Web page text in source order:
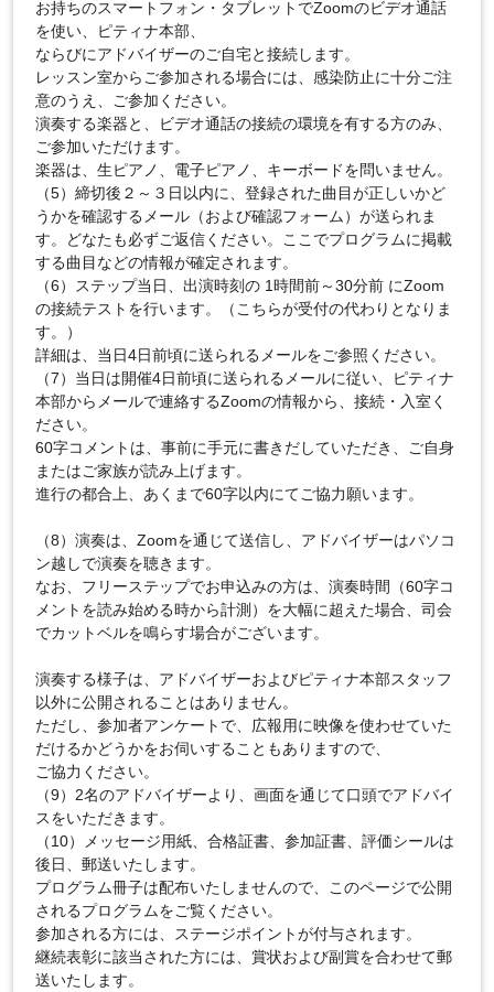
お持ちのスマートフォン・タブレットでZoomのビデオ通話
を使い、ピティナ本部、
ならびにアドバイザーのご自宅と接続します。
レッスン室からご参加される場合には、感染防止に十分ご注
意のうえ、ご参加ください。
演奏する楽器と、ビデオ通話の接続の環境を有する方のみ、
ご参加いただけます。
楽器は、生ピアノ、電子ピアノ、キーボードを問いません。
（5）締切後２～３日以内に、登録された曲目が正しいかど
うかを確認するメール（および確認フォーム）が送られま
す。どなたも必ずご返信ください。ここでプログラムに掲載
する曲目などの情報が確定されます。
（6）ステップ当日、出演時刻の 1時間前～30分前 にZoom
の接続テストを行います。（こちらが受付の代わりとなりま
す。）
詳細は、当日4日前頃に送られるメールをご参照ください。
（7）当日は開催4日前頃に送られるメールに従い、ピティナ
本部からメールで連絡するZoomの情報から、接続・入室く
ださい。
60字コメントは、事前に手元に書きだしていただき、ご自身
またはご家族が読み上げます。
進行の都合上、あくまで60字以内にてご協力願います。
（8）演奏は、Zoomを通じて送信し、アドバイザーはパソコ
ン越しで演奏を聴きます。
なお、フリーステップでお申込みの方は、演奏時間（60字コ
メントを読み始める時から計測）を大幅に超えた場合、司会
でカットベルを鳴らす場合がございます。
演奏する様子は、アドバイザーおよびピティナ本部スタッフ
以外に公開されることはありません。
ただし、参加者アンケートで、広報用に映像を使わせていた
だけるかどうかをお伺いすることもありますので、
ご協力ください。
（9）2名のアドバイザーより、画面を通じて口頭でアドバイ
スをいただきます。
（10）メッセージ用紙、合格証書、参加証書、評価シールは
後日、郵送いたします。
プログラム冊子は配布いたしませんので、このページで公開
されるプログラムをご覧ください。
参加される方には、ステージポイントが付与されます。
継続表彰に該当された方には、賞状および副賞を合わせて郵
送いたします。